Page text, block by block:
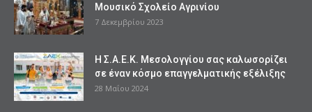
Μουσικό Σχολείο Αγρινίου
7 Δεκεμβρίου 2023
Η Σ.Α.Ε.Κ. Μεσολογγίου σας καλωσορίζει
σε έναν κόσμο επαγγελματικής εξέλιξης
28 Μαΐου 2024